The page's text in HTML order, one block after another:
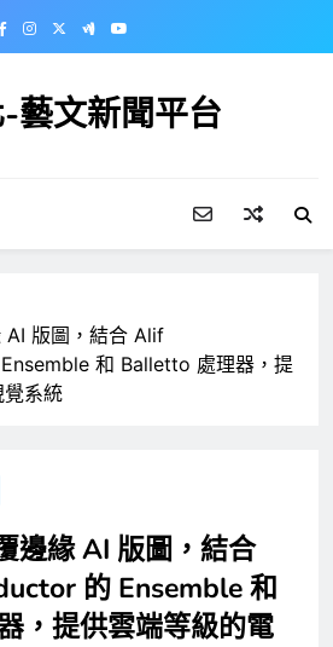
藝文新聞平台
AI 版圖，結合 Alif
和 Balletto 處理器，提
系統
邊緣 AI 版圖，結合
的 Ensemble 和
，提供雲端等級的電